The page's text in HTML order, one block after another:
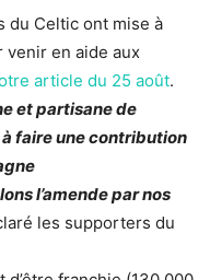
du Celtic ont mise à
en aide aux
article du 25 août.
et partisane de
à faire une contribution
l’amende par nos
les supporters du